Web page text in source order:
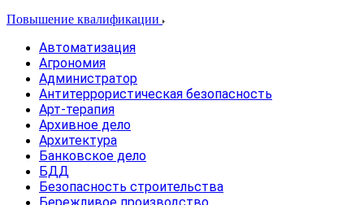
Повышение квалификации
Автоматизация
Агрономия
Администратор
Антитеррористическая безопасность
Арт-терапия
Архивное дело
Архитектура
Банковское дело
БДД
Безопасность строительства